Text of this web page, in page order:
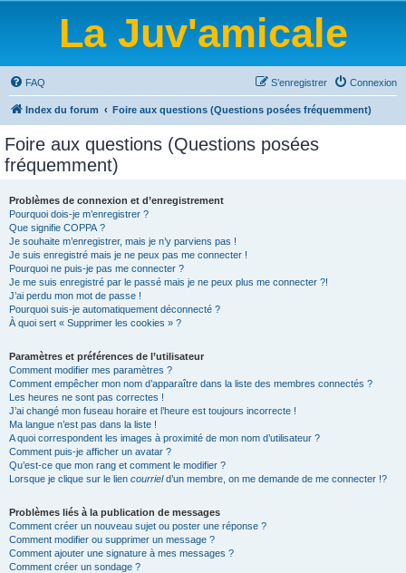
La Juv'amicale
FAQ Connexion
S’enregistrer
Index du forum Foire aux questions (Questions posées fréquemment)
Foire aux questions (Questions posées
fréquemment)
Problèmes de connexion et d’enregistrement
Pourquoi dois-je m’enregistrer ?
Que signifie COPPA ?
Je souhaite m’enregistrer, mais je n’y parviens pas !
Je suis enregistré mais je ne peux pas me connecter !
Pourquoi ne puis-je pas me connecter ?
Je me suis enregistré par le passé mais je ne peux plus me connecter ?!
J’ai perdu mon mot de passe !
Pourquoi suis-je automatiquement déconnecté ?
À quoi sert « Supprimer les cookies » ?
Paramètres et préférences de l’utilisateur
Comment modifier mes paramètres ?
Comment empêcher mon nom d’apparaître dans la liste des membres connectés ?
Les heures ne sont pas correctes !
J’ai changé mon fuseau horaire et l’heure est toujours incorrecte !
Ma langue n’est pas dans la liste !
A quoi correspondent les images à proximité de mon nom d’utilisateur ?
Comment puis-je afficher un avatar ?
Qu’est-ce que mon rang et comment le modifier ?
Lorsque je clique sur le lien courrield’un membre, on me demande de me connecter !?
Problèmes liés à la publication de messages
Comment créer un nouveau sujet ou poster une réponse ?
Comment modifier ou supprimer un message ?
Comment ajouter une signature à mes messages ?
Comment créer un sondage ?